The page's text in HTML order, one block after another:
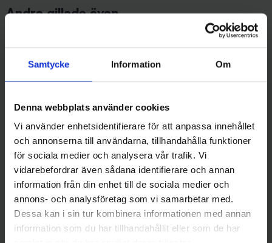
Samtycke Information Om
Denna webbplats använder cookies
Vi använder enhetsidentifierare för att anpassa innehållet
och annonserna till användarna, tillhandahålla funktioner
för sociala medier och analysera vår trafik. Vi
vidarebefordrar även sådana identifierare och annan
information från din enhet till de sociala medier och
annons- och analysföretag som vi samarbetar med.
Dessa kan i sin tur kombinera informationen med annan
information som du har tillhandahållit eller som de har
Andra gillade även
Abisko Mormyska 1,5 gr - Grön
Tiger
29 kr
Sölvkroken Jensen Mini-Pirken
7g - C/R
69 kr